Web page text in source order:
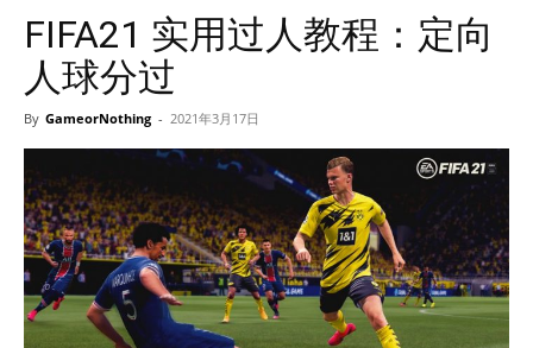
FIFA21 实用过人教程：定向
人球分过
By GameorNothing - 2021年3月17日